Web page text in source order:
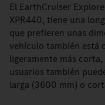
El EarthCruiser
XPR440, tiene una
que prefieren unas
vehículo también está
ligeramente más
usuarios también
larga (3600 mm) o